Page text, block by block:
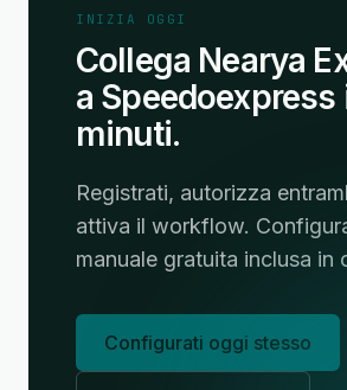
INIZIA OGGI
Collega Nearya
a Speedoexpress
minuti.
Registrati, autorizza
attiva il workflow.
manuale gratuita inclusa in
Configurati oggi stesso